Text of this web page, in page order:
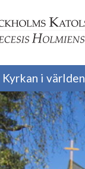
Kyrkan i världen